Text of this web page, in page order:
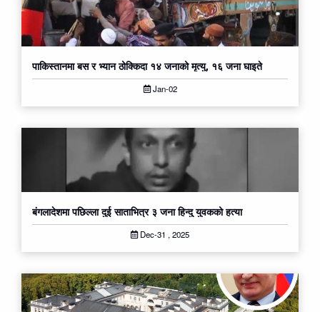
पाकिस्तानमा बस र भ्यान ठोक्किदा १४ ज​नाको मृत्यु, १६ जना घाइते
Jan-02
बंगलादेशमा पछिल्ला दुई साताभित्र ३ ज​ना हिन्दु युव​कको हत्या
Dec-31 , 2025